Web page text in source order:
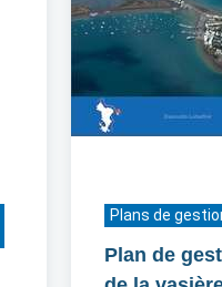
Plans de
Plan de